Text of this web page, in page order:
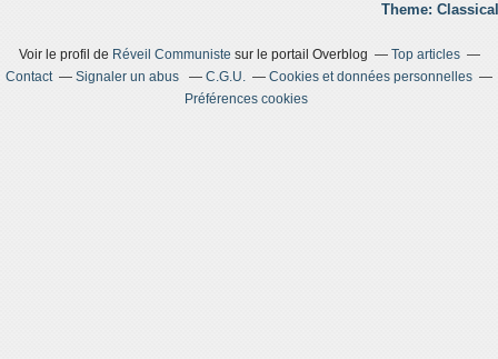
Theme:
Voir le profil de Réveil Communistesur le portail Overblog
Top articles
Contact
Signaler un abus C.G.U.
Cookies et données personnelles
Préférences cookies